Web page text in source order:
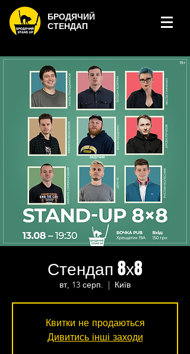
БРОДЯЧИЙ
СТЕНДАП
Стендап 8х8
вт, 13 серп.
  |
Київ
Квитки не продаються
Дивитись інші заходи